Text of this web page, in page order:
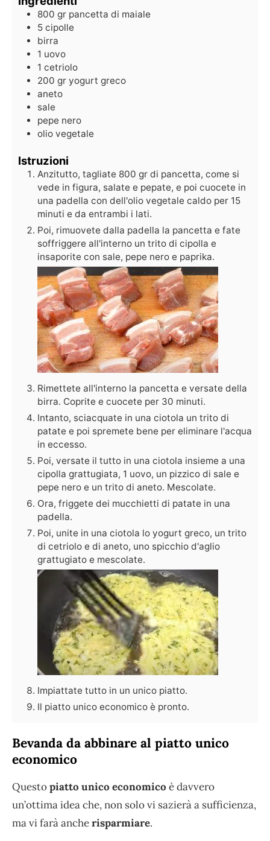
800 gr pancetta di maiale
5 cipolle
birra
1 uovo
1 cetriolo
200 gr yogurt greco
aneto
sale
pepe nero
olio vegetale
Istruzioni
Anzitutto, tagliate 800 gr di pancetta, come si
vede in figura, salate e pepate, e poi cuocete in
una padella con dell'olio vegetale caldo per 15
minuti e da entrambi i lati.
Poi, rimuovete dalla padella la pancetta e fate
soffriggere all'interno un trito di cipolla e
insaporite con sale, pepe nero e paprika.
Rimettete all'interno la pancetta e versate della
birra. Coprite e cuocete per 30 minuti.
Intanto, sciacquate in una ciotola un trito di
patate e poi spremete bene per eliminare l'acqua
in eccesso.
Poi, versate il tutto in una ciotola insieme a una
cipolla grattugiata, 1 uovo, un pizzico di sale e
pepe nero e un trito di aneto. Mescolate.
Ora, friggete dei mucchietti di patate in una
padella.
Poi, unite in una ciotola lo yogurt greco, un trito
di cetriolo e di aneto, uno spicchio d'aglio
grattugiato e mescolate.
Impiattate tutto in un unico piatto.
Il piatto unico economico è pronto.
Bevanda da abbinare al piatto unico
economico
Questopiatto unico economico è davvero
un’ottima idea che, non solo vi sazierà a sufficienza,
ma vi farà ancherisparmiare.